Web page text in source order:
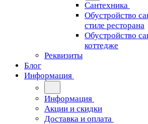
Сантехника
Обустройство
стиле ресторана
Обустройство
коттедже
Реквизиты
Блог
Информация
Информация
Акции и скидки
Доставка и оплата